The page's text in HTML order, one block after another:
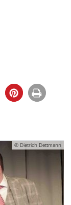
© Dietrich Dettmann